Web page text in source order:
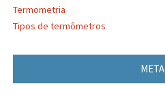
Termometria
Tipos de termômetros
META